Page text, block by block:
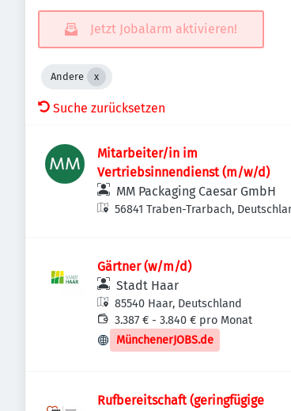
Jetzt Jobalarm aktivieren!
Andere
Suche zurücksetzen
Mitarbeiter/in im
Vertriebsinnendienst (m/w/d)
MM Packaging Caesar GmbH
56841 Traben-Trarbach,
Gärtner (w/m/d)
Stadt Haar
85540 Haar, Deutschland
3.387 € - 3.840 € pro Monat
MünchenerJOBS.de
Rufbereitschaft (geringfügige